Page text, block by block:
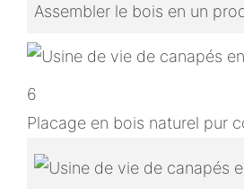
Assembler le bois en un
6
Placage en bois naturel pur